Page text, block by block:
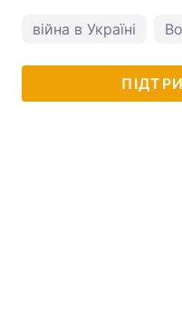
війна в Україні